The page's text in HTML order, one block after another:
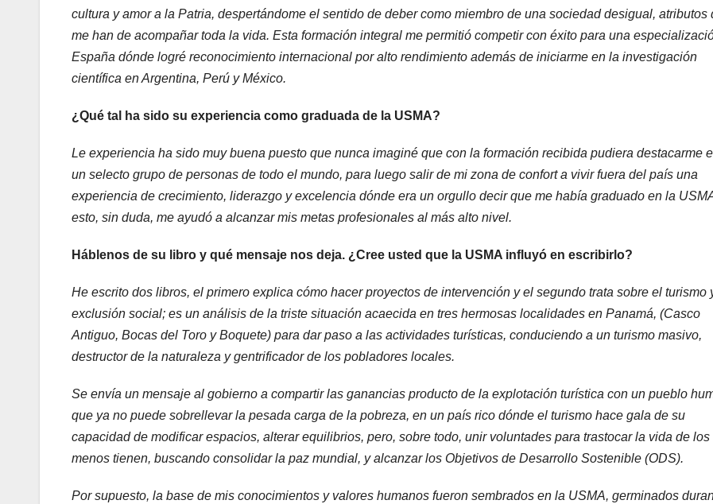
cultura y amor a la Patria, despertándome el sentido de deber como miembro de una sociedad desigual, atributos
me han de acompañar toda la vida. Esta formación integral me permitió competir con éxito para una
España dónde logré reconocimiento internacional por alto rendimiento además de iniciarme en la investigación
científica en Argentina, Perú y México.
¿Qué tal ha sido su experiencia como graduada de la USMA?
Le experiencia ha sido muy buena puesto que nunca imaginé que con la formación recibida pudiera destacarme
un selecto grupo de personas de todo el mundo, para luego salir de mi zona de confort a vivir fuera del país una
experiencia de crecimiento, liderazgo y excelencia dónde era un orgullo decir que me había graduado en la
esto, sin duda, me ayudó a alcanzar mis metas profesionales al más alto nivel.
Háblenos de su libro y qué mensaje nos deja. ¿Cree usted que la USMA influyó en escribirlo?
He escrito dos libros, el primero explica cómo hacer proyectos de intervención y el segundo trata sobre el turismo
exclusión social; es un análisis de la triste situación acaecida en tres hermosas localidades en Panamá, (Casco
Antiguo, Bocas del Toro y Boquete) para dar paso a las actividades turísticas, conduciendo a un turismo masivo,
destructor de la naturaleza y gentrificador de los pobladores locales.
Se envía un mensaje al gobierno a compartir las ganancias producto de la explotación turística con un pueblo
que ya no puede sobrellevar la pesada carga de la pobreza, en un país rico dónde el turismo hace gala de su
capacidad de modificar espacios, alterar equilibrios, pero, sobre todo, unir voluntades para trastocar la vida de los
menos tienen, buscando consolidar la paz mundial, y alcanzar los Objetivos de Desarrollo Sostenible (ODS).
Por supuesto, la base de mis conocimientos y valores humanos fueron sembrados en la USMA, germinados